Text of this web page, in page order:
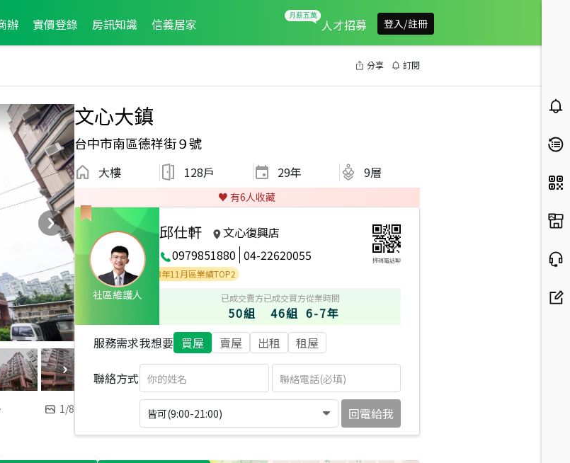
辦 實價登錄 房訊知識 信義居家 人才招募 登入/註冊
分享 訂閱
1/8
文心大鎮
台中市南區德祥街９號
大樓 128戶 29年 9層
♥️ 有6人收藏
社區維護人
邱仕軒
文心復興店
0979851880 04-22620055 掃碼電話聊
2024年12月區業績TOP2
2023年11月區業績TOP2
已成交賣方
50組
已成交買方
46組
從業時間
6-7年
服務需求我想要 買屋 賣屋 出租 租屋
聯絡方式
皆可(9:00-21:00) 回電給我